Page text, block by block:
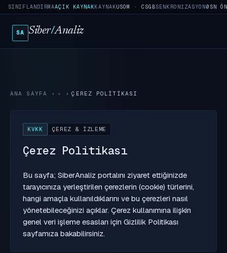
SINIFLANDIRMAAÇIK KAYNAKKAYNAKUSOM · CSGBSENKRONIZASYON5SN
SA Siber/Analiz
ANA SAYFA › ÇEREZ POLITIKASI
KVKK ÇEREZ & İZLEME
Çerez Politikası
Bu sayfa; SiberAnaliz portalını ziyaret ettiğinizde
tarayıcınıza yerleştirilen çerezlerin (cookie) türlerini,
hangi amaçla kullanıldıklarını ve bu çerezleri nasıl
yönetebileceğinizi açıklar. Çerez kullanımına ilişkin
genel veri işleme esasları için Gizlilik Politikası
sayfamıza bakabilirsiniz.